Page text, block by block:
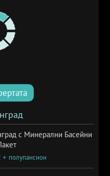
с Минерални Басейни
полупансион